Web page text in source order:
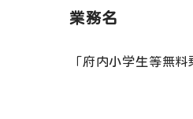
業務名
「府内小学生等無